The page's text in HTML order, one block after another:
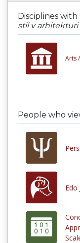
Disciplines with
stil v arhitekturi
Arts /
People who
Edo